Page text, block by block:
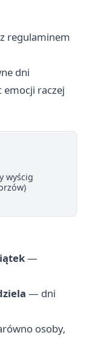
regulaminem
dni
raczej
wyścig
—
— dni
osoby,